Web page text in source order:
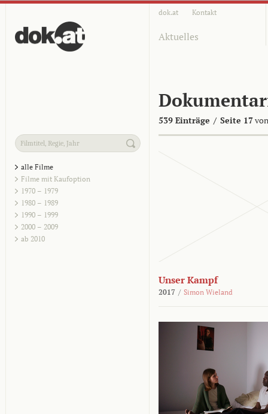
dok.at Kontakt
Aktuelles
539 Einträge / Seite 17
alle Filme
Filme mit Kaufoption
1970 – 1979
1980 – 1989
1990 – 1999
2000 – 2009
ab 2010
Unser Kampf
2017 / Simon Wieland